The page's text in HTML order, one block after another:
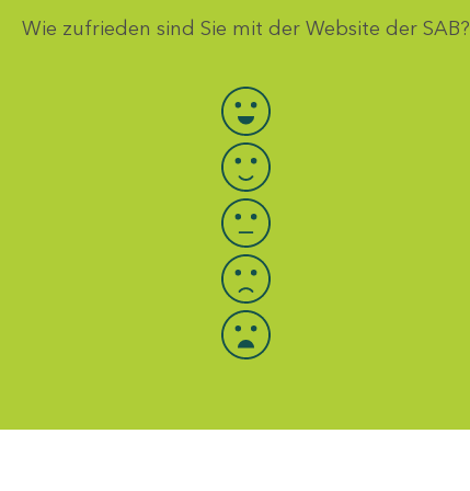
Wie zufrieden sind Sie mit der Website der SAB?
Bewertung auswählen